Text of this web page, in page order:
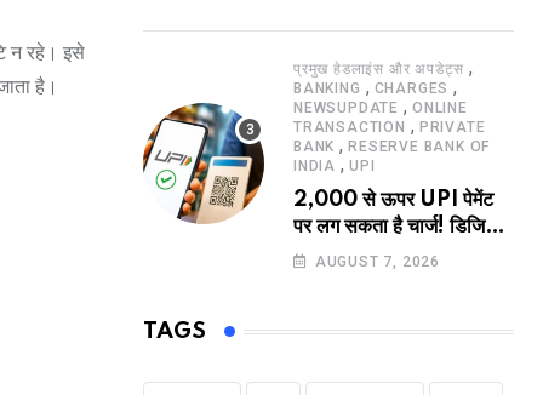
न रहे। इसे
है।
प्रमुख हेडलाइंस और अपडेट्स ,
BANKING , CHARGES ,
NEWSUPDATE , ONLINE
TRANSACTION , PRIVATE
BANK ,RESERVE BANK OF
INDIA , UPI
2,000 से ऊपर UPI पेमेंट
पर लग सकता है चार्ज! डिजिटल
पेमेंट करने वालों के लिए बड़ा
AUGUST 7, 2026
TAGS